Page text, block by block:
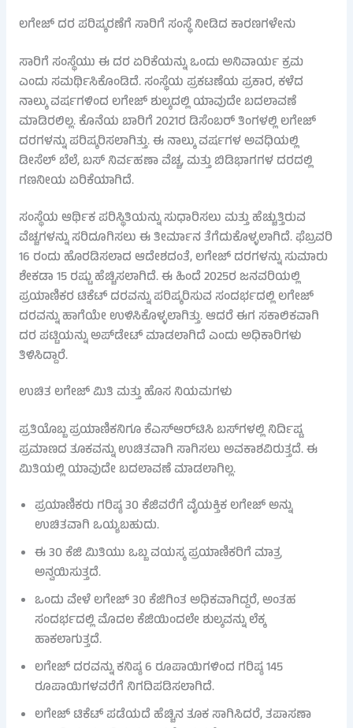
ಲಗೇಜ್ ದರ ಪರಿಷ್ಕರಣೆಗೆ ಸಾರಿಗೆ ಸಂಸ್ಥೆ ನೀಡಿದ ಕಾರಣಗಳೇನು
ಸಾರಿಗೆ ಸಂಸ್ಥೆಯು ಈ ದರ ಏರಿಕೆಯನ್ನು ಒಂದು ಅನಿವಾರ್ಯ ಕ್ರಮ
ಎಂದು ಸಮರ್ಥಿಸಿಕೊಂಡಿದೆ. ಸಂಸ್ಥೆಯ ಪ್ರಕಟಣೆಯ ಪ್ರಕಾರ, ಕಳೆದ
ನಾಲ್ಕು ವರ್ಷಗಳಿಂದ ಲಗೇಜ್ ಶುಲ್ಕದಲ್ಲಿ ಯಾವುದೇ ಬದಲಾವಣೆ
ಮಾಡಿರಲಿಲ್ಲ. ಕೊನೆಯ ಬಾರಿಗೆ 2021ರ ಡಿಸೆಂಬರ್ ತಿಂಗಳಲ್ಲಿ ಲಗೇಜ್
ದರಗಳನ್ನು ಪರಿಷ್ಕರಿಸಲಾಗಿತ್ತು. ಈ ನಾಲ್ಕು ವರ್ಷಗಳ ಅವಧಿಯಲ್ಲಿ
ಡೀಸೆಲ್ ಬೆಲೆ, ಬಸ್ ನಿರ್ವಹಣಾ ವೆಚ್ಚ, ಮತ್ತು ಬಿಡಿಭಾಗಗಳ ದರದಲ್ಲಿ
ಗಣನೀಯ ಏರಿಕೆಯಾಗಿದೆ.
ಸಂಸ್ಥೆಯ ಆರ್ಥಿಕ ಪರಿಸ್ಥಿತಿಯನ್ನು ಸುಧಾರಿಸಲು ಮತ್ತು ಹೆಚ್ಚುತ್ತಿರುವ
ವೆಚ್ಚಗಳನ್ನು ಸರಿದೂಗಿಸಲು ಈ ತೀರ್ಮಾನ ತೆಗೆದುಕೊಳ್ಳಲಾಗಿದೆ. ಫೆಬ್ರವರಿ
16 ರಂದು ಹೊರಡಿಸಲಾದ ಆದೇಶದಂತೆ, ಲಗೇಜ್ ದರಗಳನ್ನು ಸುಮಾರು
ಶೇಕಡಾ 15 ರಷ್ಟು ಹೆಚ್ಚಿಸಲಾಗಿದೆ. ಈ ಹಿಂದೆ 2025ರ ಜನವರಿಯಲ್ಲಿ
ಪ್ರಯಾಣಿಕರ ಟಿಕೆಟ್ ದರವನ್ನು ಪರಿಷ್ಕರಿಸುವ ಸಂದರ್ಭದಲ್ಲಿ ಲಗೇಜ್
ದರವನ್ನು ಹಾಗೆಯೇ ಉಳಿಸಿಕೊಳ್ಳಲಾಗಿತ್ತು. ಆದರೆ ಈಗ ಸಕಾಲಿಕವಾಗಿ
ದರ ಪಟ್ಟಿಯನ್ನು ಅಪ್‌ಡೇಟ್ ಮಾಡಲಾಗಿದೆ ಎಂದು ಅಧಿಕಾರಿಗಳು
ತಿಳಿಸಿದ್ದಾರೆ.
ಉಚಿತ ಲಗೇಜ್ ಮಿತಿ ಮತ್ತು ಹೊಸ ನಿಯಮಗಳು
ಪ್ರತಿಯೊಬ್ಬ ಪ್ರಯಾಣಿಕನಿಗೂ ಕೆಎಸ್ಆರ್‌ಟಿಸಿ ಬಸ್‌ಗಳಲ್ಲಿ ನಿರ್ದಿಷ್ಟ
ಪ್ರಮಾಣದ ತೂಕವನ್ನು ಉಚಿತವಾಗಿ ಸಾಗಿಸಲು ಅವಕಾಶವಿರುತ್ತದೆ. ಈ
ಮಿತಿಯಲ್ಲಿ ಯಾವುದೇ ಬದಲಾವಣೆ ಮಾಡಲಾಗಿಲ್ಲ.
ಪ್ರಯಾಣಿಕರು ಗರಿಷ್ಠ 30 ಕೆಜಿವರೆಗೆ ವೈಯಕ್ತಿಕ ಲಗೇಜ್ ಅನ್ನು
ಉಚಿತವಾಗಿ ಒಯ್ಯಬಹುದು.
ಈ 30 ಕೆಜಿ ಮಿತಿಯು ಒಬ್ಬ ವಯಸ್ಕ ಪ್ರಯಾಣಿಕರಿಗೆ ಮಾತ್ರ
ಅನ್ವಯಿಸುತ್ತದೆ.
ಒಂದು ವೇಳೆ ಲಗೇಜ್ 30 ಕೆಜಿಗಿಂತ ಅಧಿಕವಾಗಿದ್ದರೆ, ಅಂತಹ
ಸಂದರ್ಭದಲ್ಲಿ ಮೊದಲ ಕೆಜಿಯಿಂದಲೇ ಶುಲ್ಕವನ್ನು ಲೆಕ್ಕ
ಹಾಕಲಾಗುತ್ತದೆ.
ಲಗೇಜ್ ದರವನ್ನು ಕನಿಷ್ಠ 6 ರೂಪಾಯಿಗಳಿಂದ ಗರಿಷ್ಠ 145
ರೂಪಾಯಿಗಳವರೆಗೆ ನಿಗದಿಪಡಿಸಲಾಗಿದೆ.
ಲಗೇಜ್ ಟಿಕೆಟ್ ಪಡೆಯದೆ ಹೆಚ್ಚಿನ ತೂಕ ಸಾಗಿಸಿದರೆ, ತಪಾಸಣಾ